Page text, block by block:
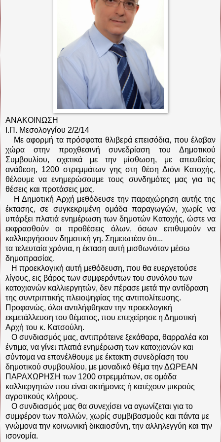
ΑΝΑΚΟΙΝΩΣΗ
Ι.Π. Μεσολογγίου 2/2/14
Με αφορμή τα πρόσφατα θλιβερά επεισόδια, που έλαβαν
χώρα στην προχθεσινή συνεδρίαση του Δημοτικού
Συμβουλίου, σχετικά με την μίσθωση, με απευθείας
ανάθεση, 1200 στρεμμάτων γης στη θέση Διόνι Κατοχής,
θέλουμε να ενημερώσουμε τους συνδημότες μας για τις
θέσεις και προτάσεις μας.
Η Δημοτική Αρχή μεθόδευσε την παραχώρηση αυτής της
έκτασης, σε συγκεκριμένη ομάδα παραγωγών, χωρίς να
υπάρξει πλατιά ενημέρωση των δημοτών Κατοχής, ώστε να
εκφρασθούν οι προθέσεις όλων, όσων επιθυμούν να
καλλιεργήσουν δημοτική γη. Σημειωτέον ότι...
τα τελευταία χρόνια, η έκταση αυτή μισθωνόταν μέσω
δημοπρασίας.
Η προεκλογική αυτή μεθόδευση, που θα ευεργετούσε
λίγους, εις βάρος των συμφερόντων του συνόλου των
κατοχιανών καλλιεργητών, δεν πέρασε μετά την αντίδραση
της συντριπτικής πλειοψηφίας της αντιπολίτευσης.
Προφανώς, όλοι αντιλήφθηκαν την προεκλογική
εκμετάλλευση του θέματος, που επεχείρησε η Δημοτική
Αρχή του κ. Κατσούλη.
Ο συνδιασμός μας, αντιπρότεινε ξεκάθαρα, θαρραλέα και
έντιμα, να γίνει πλατιά ενημέρωση των κατοχιανών και
σύντομα να επανέλθουμε με έκτακτη συνεδρίαση του
δημοτικού συμβουλίου, με μοναδικό θέμα την ΔΩΡΕΑΝ
ΠΑΡΑΧΩΡΗΣΗ των 1200 στρεμμάτων, σε ομάδα
καλλιεργητών που είναι ακτήμονες ή κατέχουν μικρούς
αγροτικούς κλήρους.
Ο συνδιασμός μας θα συνεχίσει να αγωνίζεται για το
συμφέρον των πολλών, χωρίς συμβιβασμούς και πάντα με
γνώμονα την κοινωνική δικαιοσύνη, την αλληλεγγύη και την
ισονομία.